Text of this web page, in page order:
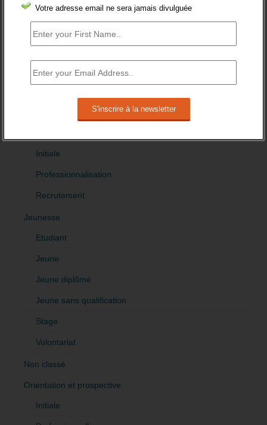
Votre adresse email ne sera jamais divulguée
Emploi
Jeunesse
Orientation
Initiale
Professionnalisation
Recrutement
Jeunesse
Etudiant
Jeune
Jeune diplômé
Jeune sans qualification
Stage
Volontariat
Non classé
Orientation et prospective
Initiale